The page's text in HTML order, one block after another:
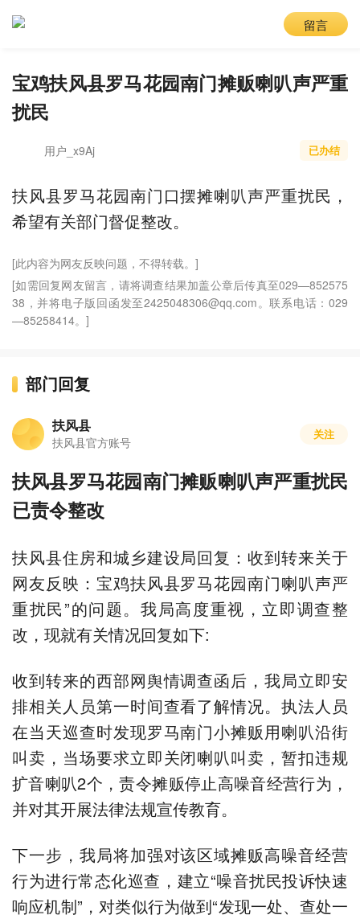
留言
宝鸡扶风县罗马花园南门摊贩喇叭声严重
扰民
用户_x9Aj 已办结
扶风县罗马花园南门口摆摊喇叭声严重扰民，
希望有关部门督促整改。
[此内容为网友反映问题，不得转载。]
[如需回复网友留言，请将调查结果加盖公章后传真至029—852575
38，并将电子版回函发至2425048306@qq.com。联系电话：029
—85258414。]
部门回复
扶风县
扶风县官方账号
关注
扶风县罗马花园南门摊贩喇叭声严重扰民
已责令整改
扶风县住房和城乡建设局回复：收到转来关于
网友反映：宝鸡扶风县罗马花园南门喇叭声严
重扰民”的问题。我局高度重视，立即调查整
改，现就有关情况回复如下:
收到转来的西部网舆情调查函后，我局立即安
排相关人员第一时间查看了解情况。执法人员
在当天巡查时发现罗马南门小摊贩用喇叭沿街
叫卖，当场要求立即关闭喇叭叫卖，暂扣违规
扩音喇叭2个，责令摊贩停止高噪音经营行为，
并对其开展法律法规宣传教育。
下一步，我局将加强对该区域摊贩高噪音经营
行为进行常态化巡查，建立“噪音扰民投诉快速
响应机制”，对类似行为做到“发现一处、查处一